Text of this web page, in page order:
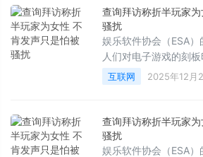
查询拜访称折半玩家
骚扰
娱乐软件协会（ESA
人们对电子游戏的刻
48%的玩家为女性，
在65岁及以上。
互联网 2025年12月
查询拜访称折半玩家
骚扰
娱乐软件协会（ESA